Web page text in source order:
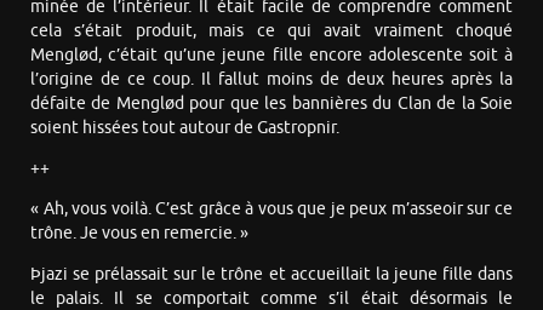
minée de l’intérieur. Il était facile de comprendre comment
cela s’était produit, mais ce qui avait vraiment choqué
Menglød, c’était qu’une jeune fille encore adolescente soit à
l’origine de ce coup. Il fallut moins de deux heures après la
défaite de Menglød pour que les bannières du Clan de la Soie
soient hissées tout autour de Gastropnir.
++
« Ah, vous voilà. C’est grâce à vous que je peux m’asseoir sur ce
trône. Je vous en remercie. »
Þjazi se prélassait sur le trône et accueillait la jeune fille dans
le palais. Il se comportait comme s’il était désormais le